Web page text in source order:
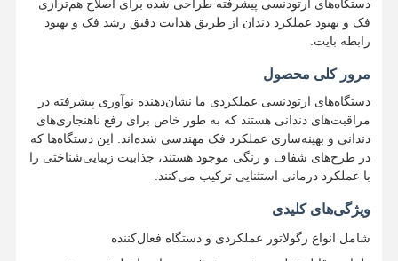
دستگاه‌های ارتودنسی پیشرفته طراحی شده برای اصلاح هم‌ترازی
فک و بهبود عملکرد دندان از طریق هدایت دقیق رشد فک و بهبود
رابطه بایت.
مرور کلی محصول
دستگاه‌های ارتودنسی عملکردی ما نشان‌دهنده نوآوری پیشرفته در
مراقبت‌های دندانی هستند که به طور خاص برای رفع ناهنجاری‌های
دندانی و بهینه‌سازی عملکرد فک مهندسی شده‌اند. این دستگاه‌ها که
در طرح‌های شفاف و رنگی موجود هستند، جذابیت زیبایی‌شناختی را
با عملکرد درمانی استثنایی ترکیب می‌کنند.
ویژگی‌های کلیدی
شامل انواع رگولاتور عملکردی و دستگاه فعال‌کننده